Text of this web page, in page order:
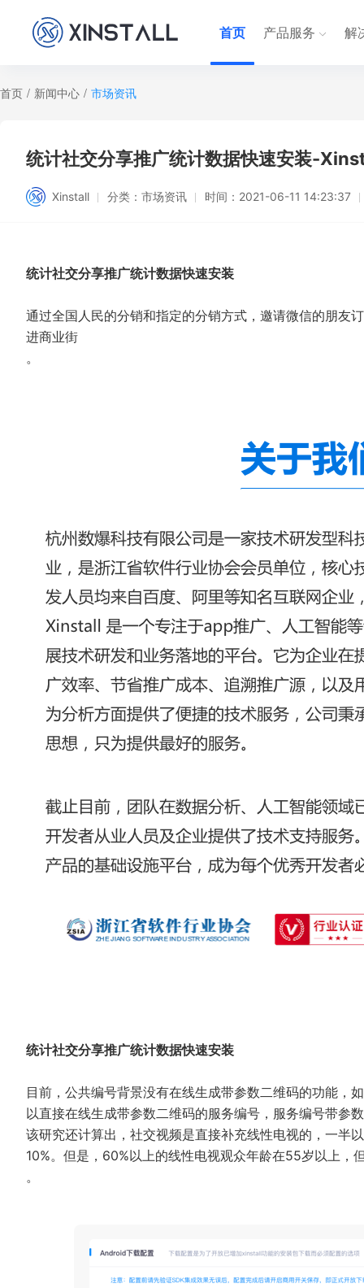
首页 产品服务 解
首页 / 新闻中心 / 市场资讯
统计社交分享推广统计数据快速安装-
Xinstall 分类： 市场资讯 时间： 2021-06-11 14:23:37
统计社交分享推广统计数据快速安装
通过全国人民的分销和指定的分销方式，邀请微信的朋友
进商业街
。
统计社交分享推广统计数据快速安装
目前，公共编号背景没有在线生成带参数二维码的功能，
以直接在线生成带参数二维码的服务编号，服务编号带参
该研究还计算出，社交视频是直接补充线性电视的，一半
10%。但是，60%以上的线性电视观众年龄在55岁以上，
。